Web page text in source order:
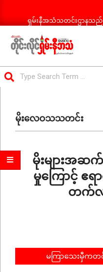
ရှမ်းနီအသံသတင်းဌာနသည်
ရှမ်း
နီ
သတင်း
Menuမိုးလေဝသသတင်း
မိုးများအဆ
မှုကြောင့် ဧ
တက်လ
မကြာသေးမှီကတ